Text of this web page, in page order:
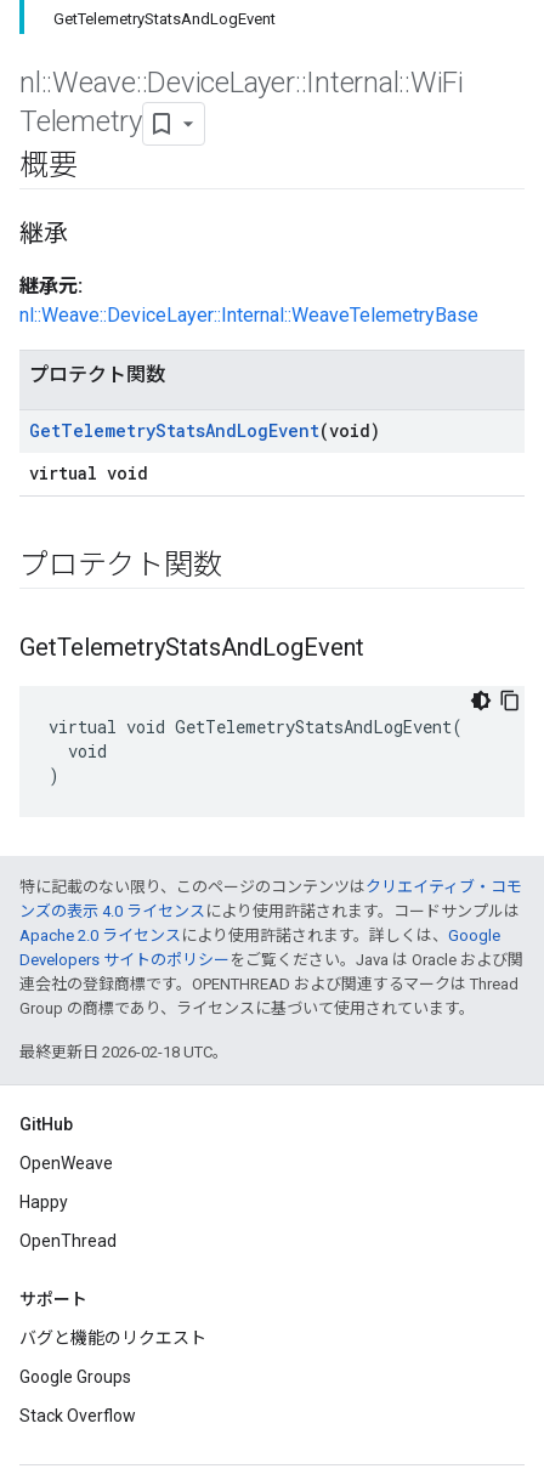
GetTelemetryStatsAndLogEvent
nl ::Weave::DeviceLayer::Internal ::WiFi
Telemetry
概要
継承
継承元:
nl::Weave::DeviceLayer::Internal::WeaveTelemetryBase
プロテクト関数
GetTelemetryStatsAndLogEvent(void)
virtual void
プロテクト関数
GetTelemetryStatsAndLogEvent
virtual void GetTelemetryStatsAndLogEvent(
  void
)
特に記載のない限り、このページのコンテンツはクリエイティブ・コモ
ンズの表示 4.0 ライセンス により使用許諾されます。コードサンプルは
Apache 2.0 ライセンス により使用許諾されます。詳しくは、 Google
Developers サイトのポリシー をご覧ください。Java は Oracle および関
連会社の登録商標です。OPENTHREAD および関連するマークは Thread
Group の商標であり、ライセンスに基づいて使用されています。
最終更新日 2026-02-18 UTC。
GitHub
OpenWeave
Happy
OpenThread
サポート
バグと機能のリクエスト
Google Groups
Stack Overflow